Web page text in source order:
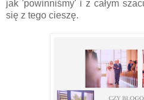
jak 'powinniśmy' i z całym
się z tego cieszę.